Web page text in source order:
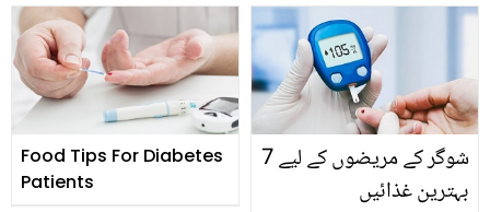
Food Tips For Diabetes
Patients
شوگر کے مریضوں کے لیے 7
بہترین غذائیں